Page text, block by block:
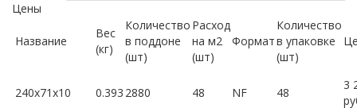
Цены
Название
Вес
(кг)
Количество
в поддоне
(шт)
Расход
на м2
(шт)
Формат
Количество
в упаковке
(шт)
240x71x10 0.393 2880 48 NF 48
3